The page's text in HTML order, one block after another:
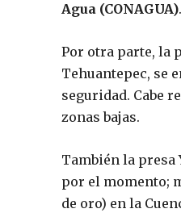
Agua (CONAGUA).
Por otra parte, la
Tehuantepec, se
seguridad. Cabe
zonas bajas.
También la presa
por el momento;
de oro) en la